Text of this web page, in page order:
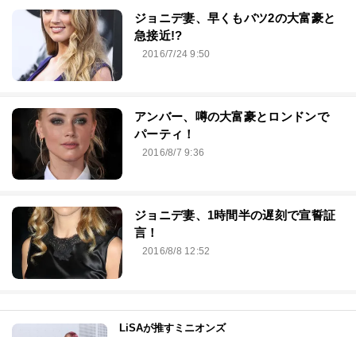
ジョニデ妻、早くもバツ2の大富豪と
急接近!?
2016/7/24 9:50
アンバー、噂の大富豪とロンドンで
パーティ！
2016/8/7 9:36
ジョニデ妻、1時間半の遅刻で宣誓証
言！
2016/8/8 12:52
LiSAが推すミニオンズ